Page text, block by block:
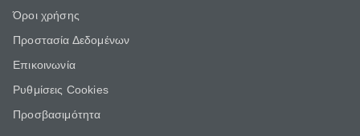
Όροι χρήσης
Προστασία Δεδομένων
Επικοινωνία
Ρυθμίσεις Cookies
Προσβασιμότητα